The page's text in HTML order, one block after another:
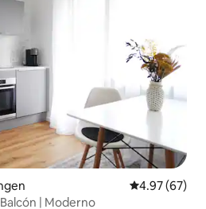
Calificación
4.97 (67)
| Moderno